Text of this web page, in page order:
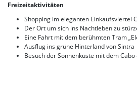
Freizeitaktivitäten
Shopping im eleganten Einkaufsviertel
Der Ort um sich ins Nachtleben zu
Eine Fahrt mit dem berühmten Tram
Ausflug ins grüne Hinterland von Sintra
Besuch der Sonnenküste mit dem Cabo